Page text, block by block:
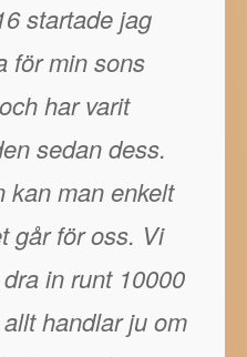
startade jag
för min sons
har varit
sedan dess.
kan man enkelt
går för oss. Vi
in runt 10000
handlar ju om